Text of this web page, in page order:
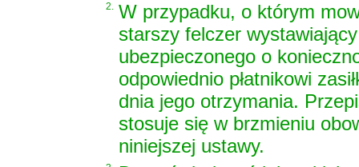
2. W przypadku, o którym
starszy felczer
ubezpieczonego o
odpowiednio płatnikowi
dnia jego otrzymania.
stosuje się w brzmieniu
niniejszej ustawy.